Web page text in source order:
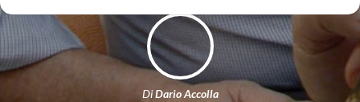
DiDario Accolla